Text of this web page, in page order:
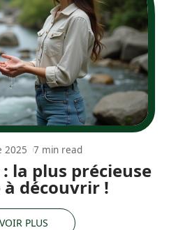
la plus précieuse
découvrir !
2025 7 min read
PLUS